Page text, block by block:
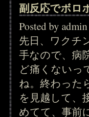
副反応でボロ
Posted by
先日、ワクチ
手なので、病
ど痛くないっ
ね。終わった
を見越して、
めてて、事前